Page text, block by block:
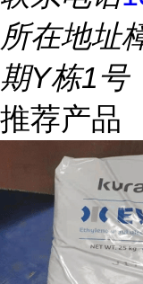
所在地址
期Y栋1号
推荐产品